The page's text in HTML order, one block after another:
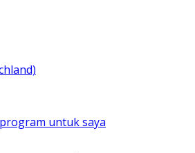
untuk saya